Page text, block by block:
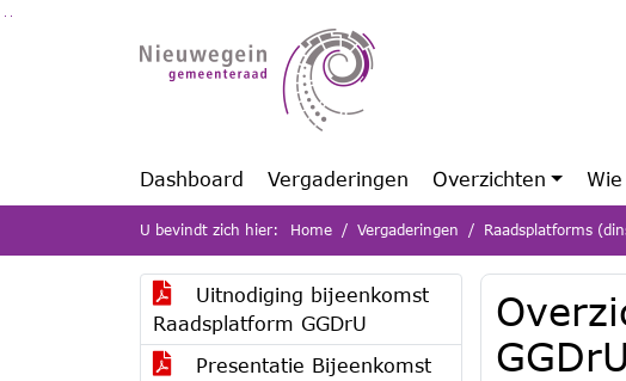
Ga naar de inhoud van deze pagina
Dashboard Vergaderingen Overzichten
U bevindt zich hier: Home Vergaderingen Raadsplatforms
Uitnodiging bijeenkomst
Raadsplatform GGDrU
Presentatie Bijeenkomst